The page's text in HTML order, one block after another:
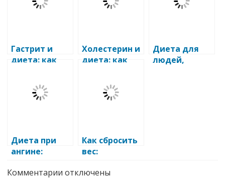
Гастрит и
диета: как
питаться при
заболевании
желудка
Холестерин и
диета: как
питаться при
повышенном
холестерине
Диета для
людей,
Диета при
ангине:
питание для
Как сбросить
вес:
диета при
Комментарии котключены